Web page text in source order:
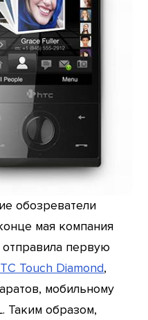
обозреватели
мая компания
отправила первую
Touch Diamond,
мобильному
Таким образом,